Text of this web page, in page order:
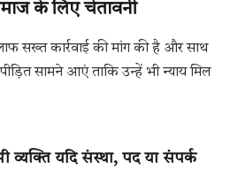
के लिए चेतावनी
सख्त कार्रवाई की मांग की है और साथ
सामने आएं ताकि उन्हें भी न्याय मिल
व्यक्ति यदि संस्था, पद या संपर्क